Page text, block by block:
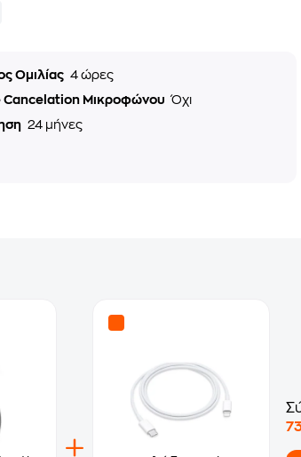
Ομιλίας 4 ώρες
Cancelation Μικροφώνου Όχι
24 μήνες